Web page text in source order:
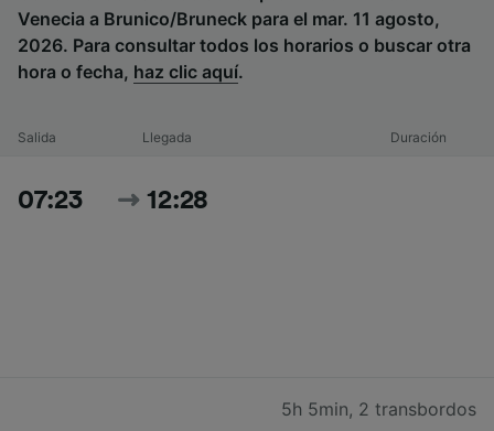
Venecia a Brunico/Bruneck para el mar. 11 agosto,
2026. Para consultar todos los horarios o buscar otra
hora o fecha, haz clic aquí.
Salida Llegada Duración
07:23 12:28
5h 5min, 2 transbordos